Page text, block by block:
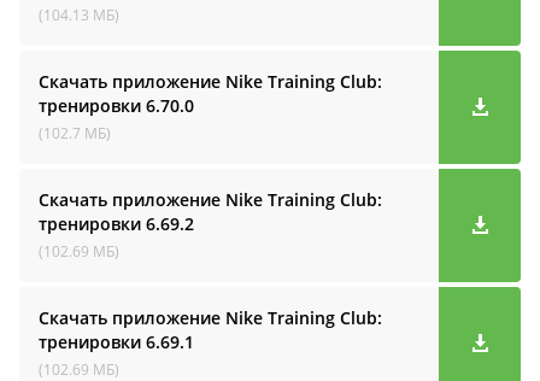
(104.13 МБ)
Скачать приложение Nike Training Club:
тренировки 6.70.0
(102.7 МБ)
Скачать приложение Nike Training Club:
тренировки 6.69.2
(102.69 МБ)
Скачать приложение Nike Training Club:
тренировки 6.69.1
(102.69 МБ)